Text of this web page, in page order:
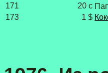
171
20 с
173
1 $